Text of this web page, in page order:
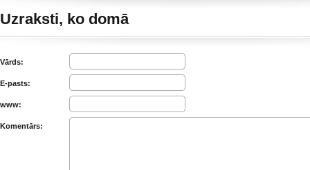
Uzraksti, ko domā
Vārds:
E-pasts:
www:
Komentārs: